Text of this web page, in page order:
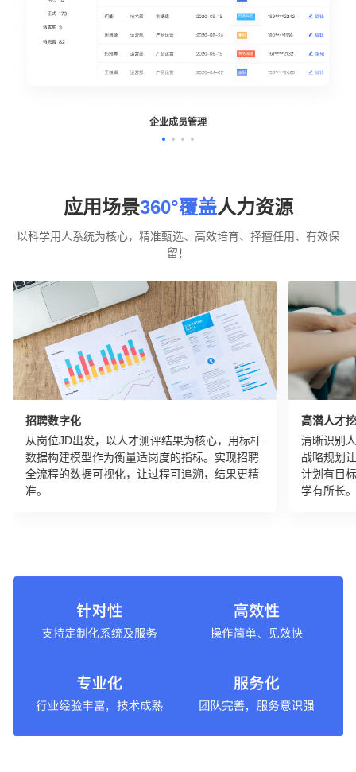
企业成员管理
应用场景360°覆盖人力资源
以科学用人系统为核心，精准甄选、高效培育、择擅任用、有效保
留！
招聘数字化
从岗位JD出发，以人才测评结果为核心，用标杆
数据构建模型作为衡量适岗度的指标。实现招聘
全流程的数据可视化，让过程可追溯，结果更精
准。
高潜人才
清晰识别
战略规划
计划有目
学有所长。